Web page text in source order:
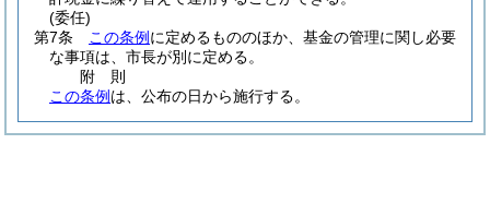
(委任)
第7条
この条例 に定めるもののほか、基金の管理に関し必要
な事項は、市長が別に定める。
附 則
この条例 は、公布の日から施行する。